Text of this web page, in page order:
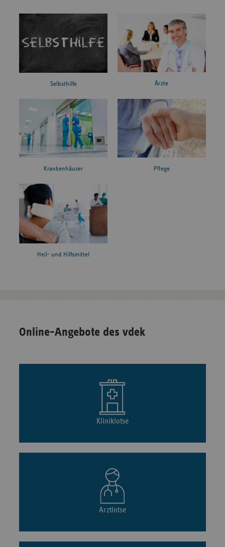
Selbsthilfe Ärzte
Krankenhäuser Pflege
Heil- und Hilfsmittel
Online-Angebote des vdek
Kliniklotse
Arztlotse